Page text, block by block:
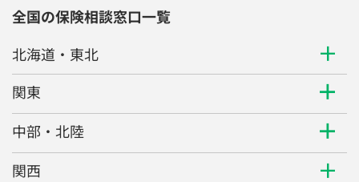
全国の保険相談窓口一覧
北海道・東北
関東
中部・北陸
関西